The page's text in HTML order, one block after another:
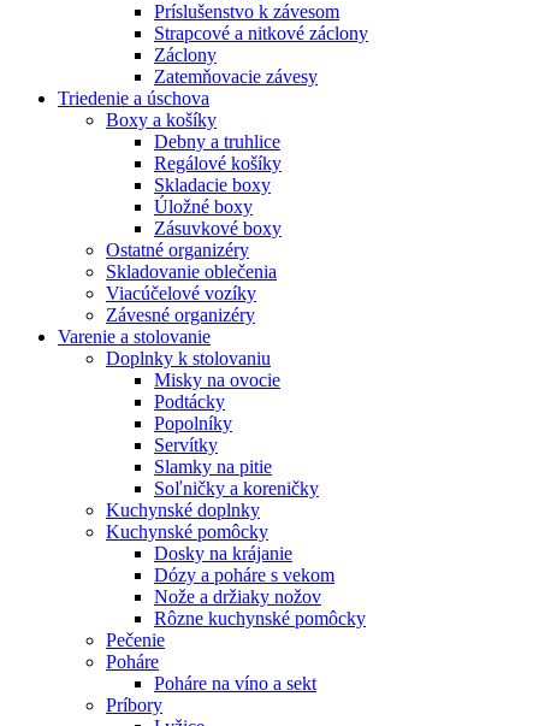
Príslušenstvo k závesom
Strapcové a nitkové záclony
Záclony
Zatemňovacie závesy
Triedenie a úschova
Boxy a košíky
Debny a truhlice
Regálové košíky
Skladacie boxy
Úložné boxy
Zásuvkové boxy
Ostatné organizéry
Skladovanie oblečenia
Viacúčelové vozíky
Závesné organizéry
Varenie a stolovanie
Doplnky k stolovaniu
Misky na ovocie
Podtácky
Popolníky
Servítky
Slamky na pitie
Soľničky a koreničky
Kuchynské doplnky
Kuchynské pomôcky
Dosky na krájanie
Dózy a poháre s vekom
Nože a držiaky nožov
Rôzne kuchynské pomôcky
Pečenie
Poháre
Poháre na víno a sekt
Príbory